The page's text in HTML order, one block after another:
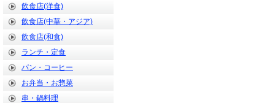
飲食店(洋食)
飲食店(中華・アジア)
飲食店(和食)
ランチ・定食
パン・コーヒー
お弁当・お惣菜
串・鍋料理